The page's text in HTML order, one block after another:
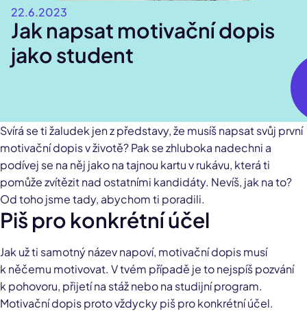
22.6.2023
Jak napsat motivační dopis
jako student
Svírá se ti žaludek jen z představy, že musíš napsat svůj první
motivační dopis v životě? Pak se zhluboka nadechni a
podívej se na něj jako na tajnou kartu v rukávu, která ti
pomůže zvítězit nad ostatními kandidáty. Nevíš, jak na to?
Od toho jsme tady, abychom ti poradili.
Piš pro konkrétní účel
Jak už ti samotný název napoví, motivační dopis musí
k něčemu motivovat. V tvém případě je to nejspíš pozvání
k pohovoru, přijetí na stáž nebo na studijní program.
Motivační dopis proto vždycky piš pro konkrétní účel.